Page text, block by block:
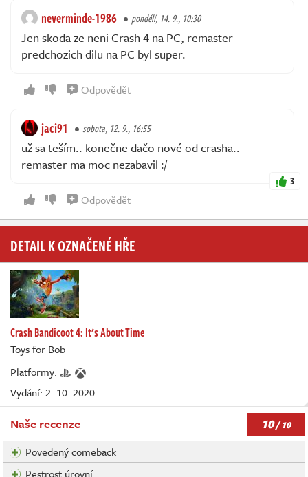
neverminde-1986 pondělí, 14. 9., 10:30
Jen skoda ze neni Crash 4 na PC, remaster
predchozich dilu na PC byl super.
Odpovědět
jaci91 sobota, 12. 9., 16:55
už sa teším.. konečne dačo nové od crasha..
remaster ma moc nezabavil :/
3
Odpovědět
DETAIL K OZNAČENÉ HŘE
Crash Bandicoot 4: It's About Time
Toys for Bob
Platformy:
Vydání: 2. 10. 2020
Naše recenze 10/ 10
Povedený comeback
Pestrost úrovní